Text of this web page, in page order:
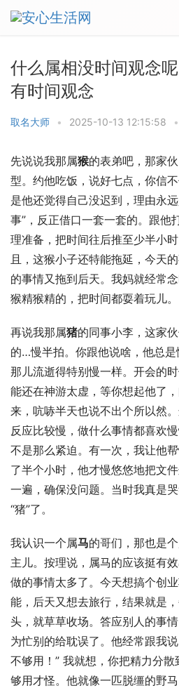
什么属相没时间观念
有时间观念
取名大师 • 2025-10-13 12:15:58 •
先说说我那属猴的表弟吧，那家
型。约他吃饭，说好七点，你信
是他还觉得自己没迟到，理由永
事”，反正借口一套一套的。跟他
理准备，把时间往后推至少半小
且，这猴小子还特能拖延，今天
的事情又拖到后天。我妈就经常
猴精猴精的，把时间都耍着玩儿。
再说我那属猪的同事小李，这家
的…慢半拍。你跟他说啥，他总
那儿流逝得特别慢一样。开会的
能还在神游太虚，等你想起他了
来，吭哧半天也说不出个所以然
反应比较慢，做什么事情都喜欢
不是那么紧迫。有一次，我让他
了半个小时，他才慢悠悠地把文
一遍，确保没问题。当时我真是
“猪”了。
我认识一个属马的哥们，那也是
主儿。按理说，属马的应该挺有
做的事情太多了。今天想搞个创
能，后天又想去旅行，结果就是
头，就草草收场。答应别人的事
为忙别的给耽误了。他经常跟我
不够用！” 我就想，你把精力分
够用才怪。他就像一匹脱缰的野